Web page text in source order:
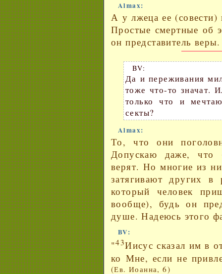
Almax:
А у лжеца ее
Простые смертные об
он представитель веры.
BV:
Да и переживания
тоже что-то значат.
только что и
секты?
Almax:
То, что они
Допускаю даже, что
верят. Но многие из
затягивают других
который человек
вообще), будь он
душе. Надеюсь этого
BV:
"43Иисус сказал им в
ко Мне, если не
(Ев. Иоанна, 6)